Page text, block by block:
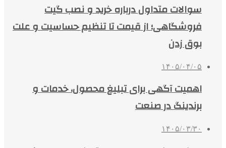
سوالات متداول درباره خرید و نصب گیت
فروشگاهی؛ از قیمت تا تنظیم حساسیت و علت
بوق زدن
۱۴۰۵/۰۴/۰۵
اهمیت آگهی برای تبلیغ محصول، خدمات و
برندینگ در صنعت
۱۴۰۵/۰۳/۳۰